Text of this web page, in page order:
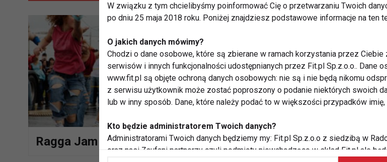
Ragga Jam - warsztaty Zafascynowana ragga
W związku z tym chcielibyśmy poinformować Cię o przetwarzaniu Twoich
po dniu 25 maja 2018 roku. Poniżej znajdziesz podstawowe informacje na ten
O jakich danych mówimy?
Chodzi o dane osobowe, które są zbierane w ramach korzystania przez Ciebie
serwisów i innych funkcjonalności udostępnianych przez Fit.pl Sp.z.o.o.. Dane
www.fit.pl są objęte ochroną danych osobowych: nie są i nie będą nikomu
z serwisu użytkownik może zostać poproszony o podanie niektórych swoich
lub w inny sposób. Dane, które należy podać to w większości przypadków
Kto będzie administratorem Twoich danych?
Administratorami Twoich danych będziemy my: Fit.pl Sp.z.o.o z siedzibą w
oraz nasi Zaufani partnerzy czyli podmioty niewchodzące w skład Fit.pl ale